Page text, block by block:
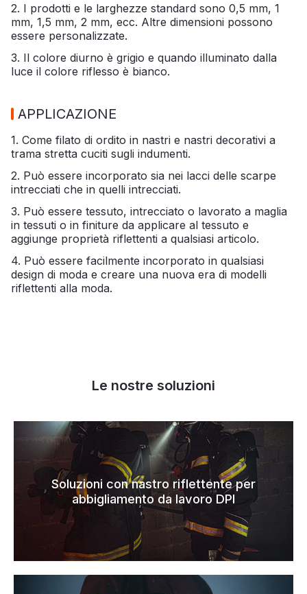
2. I prodotti e le larghezze standard sono 0,5 mm, 1
mm, 1,5 mm, 2 mm, ecc. Altre dimensioni possono
essere personalizzate.
3. Il colore diurno è grigio e quando illuminato dalla
luce il colore riflesso è bianco.
APPLICAZIONE
1. Come filato di ordito in nastri e nastri decorativi a
trama stretta cuciti sugli indumenti.
2. Può essere incorporato sia nei lacci delle scarpe
intrecciati che in quelli intrecciati.
3. Può essere tessuto, intrecciato o lavorato a maglia
in tessuti o in finiture da applicare al tessuto e
aggiunge proprietà riflettenti a qualsiasi articolo.
4. Può essere facilmente incorporato in qualsiasi
design di moda e creare una nuova era di modelli
riflettenti alla moda.
Le nostre soluzioni
Soluzioni con nastro riflettente per
abbigliamento da lavoro DPI